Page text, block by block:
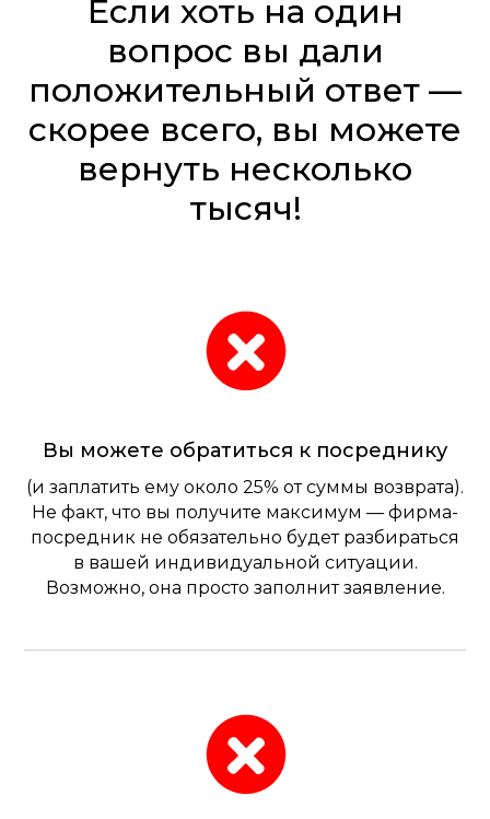
Если хоть на один
вопрос вы дали
положительный ответ —
скорее всего, вы можете
вернуть несколько
тысяч!
Вы можете обратиться к посреднику​
(и заплатить ему около 25% от суммы возврата).
Не факт, что вы получите максимум — фирма-
посредник не обязательно будет разбираться
в вашей индивидуальной ситуации.
Возможно, она просто заполнит заявление.